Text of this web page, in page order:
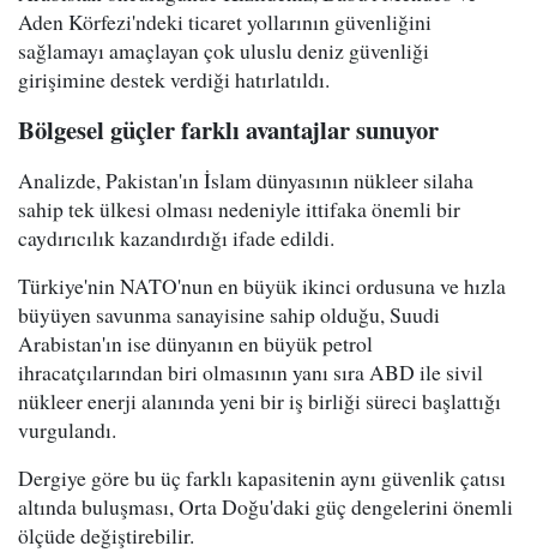
Aden Körfezi'ndeki ticaret yollarının güvenliğini
sağlamayı amaçlayan çok uluslu deniz güvenliği
girişimine destek verdiği hatırlatıldı.
Bölgesel güçler farklı avantajlar sunuyor
Analizde, Pakistan'ın İslam dünyasının nükleer silaha
sahip tek ülkesi olması nedeniyle ittifaka önemli bir
caydırıcılık kazandırdığı ifade edildi.
Türkiye'nin NATO'nun en büyük ikinci ordusuna ve hızla
büyüyen savunma sanayisine sahip olduğu, Suudi
Arabistan'ın ise dünyanın en büyük petrol
ihracatçılarından biri olmasının yanı sıra ABD ile sivil
nükleer enerji alanında yeni bir iş birliği süreci başlattığı
vurgulandı.
Dergiye göre bu üç farklı kapasitenin aynı güvenlik çatısı
altında buluşması, Orta Doğu'daki güç dengelerini önemli
ölçüde değiştirebilir.